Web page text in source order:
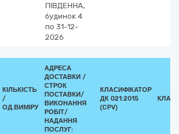
ПІВДЕННА,
будинок 4
по 31-12-
2026
КІЛЬКІСТЬ
/
ОД.ВИМІРУ
АДРЕСА
ДОСТАВКИ /
СТРОК
ПОСТАВКИ/
ВИКОНАННЯ
РОБІТ/
НАДАННЯ
ПОСЛУГ:
КЛАСИФІКАТОР
ДК 021:2015
(CPV)